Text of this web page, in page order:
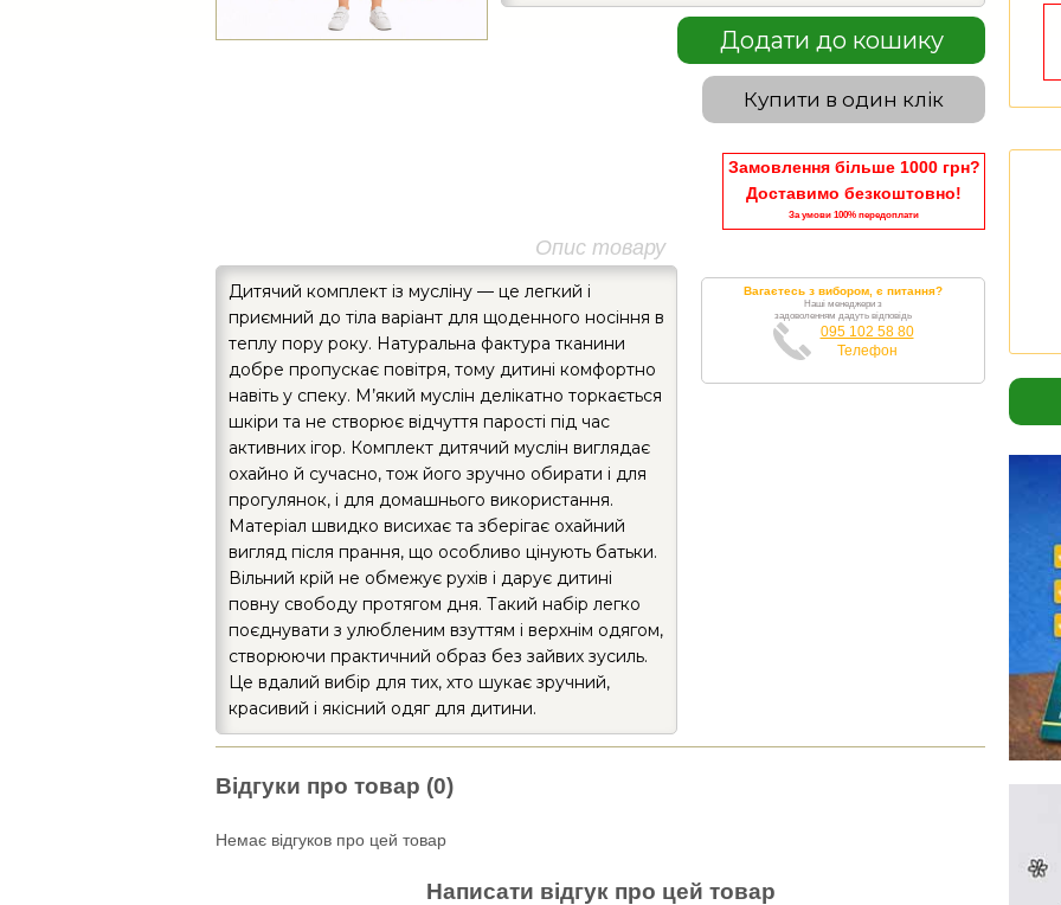
Додати до кошику
Купити в один клік
Замовлення більше 1000 грн?
Доставимо безкоштовно!
За умови 100% передоплати
Опис товару
Дитячий комплект із мусліну — це легкий і
приємний до тіла варіант для щоденного носіння в
теплу пору року. Натуральна фактура тканини
добре пропускає повітря, тому дитині комфортно
навіть у спеку. М’який муслін делікатно торкається
шкіри та не створює відчуття парості під час
активних ігор. Комплект дитячий муслін виглядає
охайно й сучасно, тож його зручно обирати і для
прогулянок, і для домашнього використання.
Матеріал швидко висихає та зберігає охайний
вигляд після прання, що особливо цінують батьки.
Вільний крій не обмежує рухів і дарує дитині
повну свободу протягом дня. Такий набір легко
поєднувати з улюбленим взуттям і верхнім одягом,
створюючи практичний образ без зайвих зусиль.
Це вдалий вибір для тих, хто шукає зручний,
красивий і якісний одяг для дитини.
Вагаєтесь з вибором, є питання?
Наші менеджери з
задоволенням дадуть відповідь
095 102 58 80
Телефон
Відгуки про товар (0)
Немає відгуков про цей товар
Написати відгук про цей товар